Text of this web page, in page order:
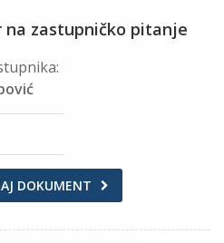
na zastupničko pitanje
DOKUMENT